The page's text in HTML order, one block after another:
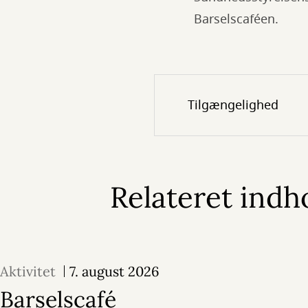
Barselscaféen.
Tilgængelighed
Relateret
Aktivitet 7. august 2026
Barselscafé